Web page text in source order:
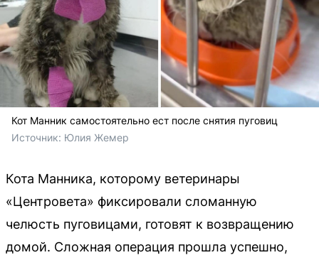
Кот Манник самостоятельно ест после снятия пуговиц
Источник: Юлия Жемер
Кота Манника, которому ветеринары
«Центровета» фиксировали сломанную
челюсть пуговицами, готовят к возвращению
домой. Сложная операция прошла успешно,